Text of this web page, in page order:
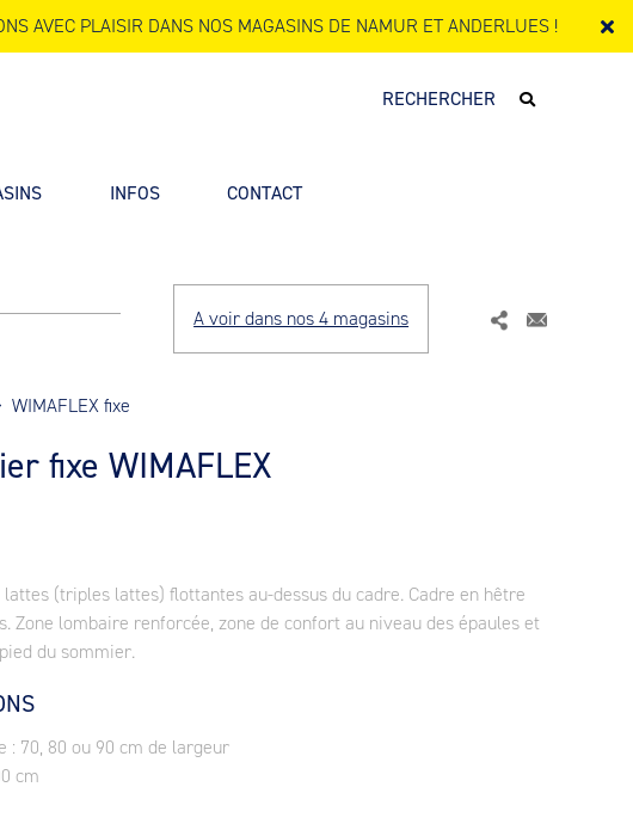
AVEC PLAISIR DANS NOS MAGASINS DE NAMUR ET ANDERLUES !
INFOS CONTACT
A voir dans nos 4 magasins
WIMAFLEX fixe
fixe WIMAFLEX
(triples lattes) flottantes au-dessus du cadre. Cadre en hêtre
Zone lombaire renforcée, zone de confort au niveau des épaules et
du sommier.
: 70, 80 ou 90 cm de largeur
cm